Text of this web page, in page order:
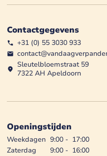
Contactgegevens
+31 (0) 55 3030 933
Sleutelbloemstraat 59
7322 AH Apeldoorn
Openingstijden
Weekdagen 9:00 - 17:00
Zaterdag
9:00 - 16:00